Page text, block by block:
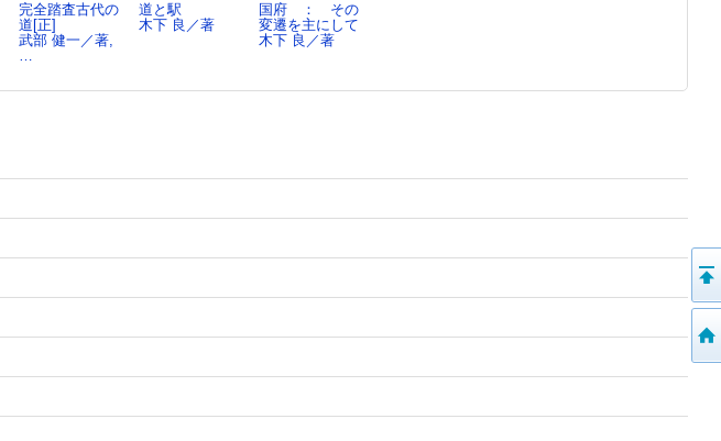
完全踏査古代の
道[正]
武部 健一／著,
…
道と駅
木下 良／著
国府 ： その
変遷を主にして
木下 良／著